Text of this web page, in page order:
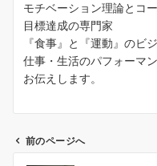
モチベーション理論とコ
目標達成の専門家
『食事』と『運動』のビ
仕事・生活のパフォーマ
お伝えします。
前のページへ